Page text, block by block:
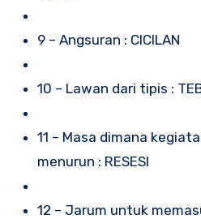
9 – Angsuran : CICILAN
10 – Lawan dari tipis :
11 – Masa dimana
menurun : RESESI
12 – Jarum untuk